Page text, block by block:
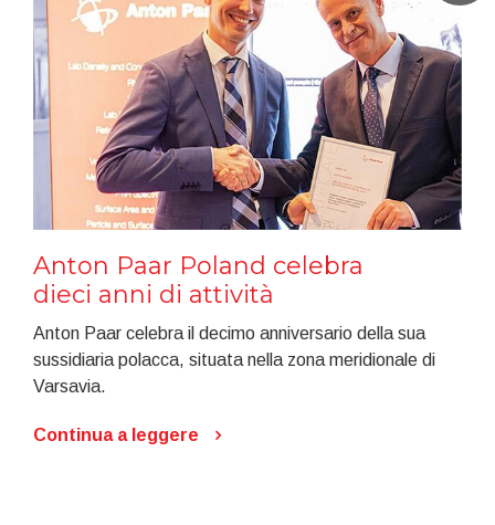
Anton Paar Poland celebra
dieci anni di attività
Anton Paar celebra il decimo anniversario della sua
sussidiaria polacca, situata nella zona meridionale di
Varsavia.
Continua a leggere